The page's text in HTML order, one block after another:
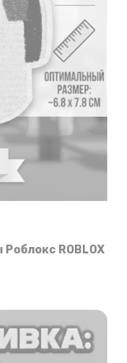
ROBLOX